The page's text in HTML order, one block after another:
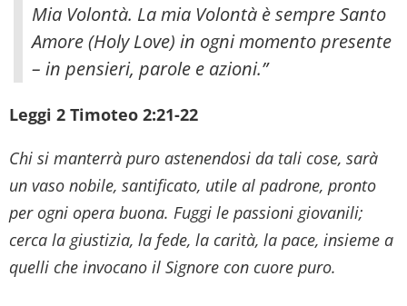
Mia Volontà. La mia Volontà è sempre Santo
Amore (Holy Love) in ogni momento presente
– in pensieri, parole e azioni.”
Leggi 2 Timoteo 2:21-22
Chi si manterrà puro astenendosi da tali cose, sarà
un vaso nobile, santificato, utile al padrone, pronto
per ogni opera buona. Fuggi le passioni giovanili;
cerca la giustizia, la fede, la carità, la pace, insieme a
quelli che invocano il Signore con cuore puro.